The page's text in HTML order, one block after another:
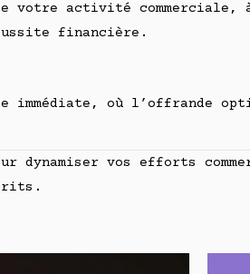
votre activité
financière.
où l’offrande
dynamiser vos efforts